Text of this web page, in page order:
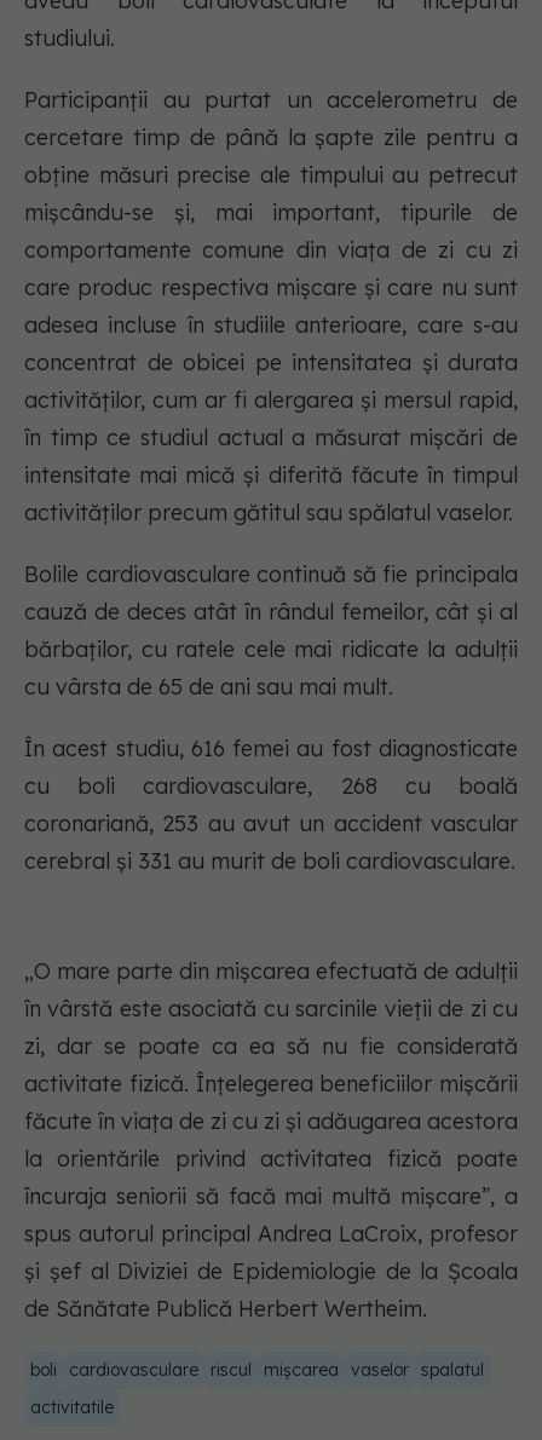
studiului.
Participanții au purtat un accelerometru de
cercetare timp de până la șapte zile pentru a
obține măsuri precise ale timpului au petrecut
mișcându-se și, mai important, tipurile de
comportamente comune din viața de zi cu zi
care produc respectiva mișcare și care nu sunt
adesea incluse în studiile anterioare, care s-au
concentrat de obicei pe intensitatea și durata
activităților, cum ar fi alergarea și mersul rapid,
în timp ce studiul actual a măsurat mișcări de
intensitate mai mică și diferită făcute în timpul
activităților precum gătitul sau spălatul vaselor.
Bolile cardiovasculare continuă să fie principala
cauză de deces atât în rândul femeilor, cât și al
bărbaților, cu ratele cele mai ridicate la adulții
cu vârsta de 65 de ani sau mai mult.
În acest studiu, 616 femei au fost diagnosticate
cu boli cardiovasculare, 268 cu boală
coronariană, 253 au avut un accident vascular
cerebral și 331 au murit de boli cardiovasculare.
„O mare parte din mișcarea efectuată de adulții
în vârstă este asociată cu sarcinile vieții de zi cu
zi, dar se poate ca ea să nu fie considerată
activitate fizică. Înțelegerea beneficiilor mișcării
făcute în viața de zi cu zi și adăugarea acestora
la orientările privind activitatea fizică poate
încuraja seniorii să facă mai multă mișcare”, a
spus autorul principal Andrea LaCroix, profesor
și șef al Diviziei de Epidemiologie de la Școala
de Sănătate Publică Herbert Wertheim.
boli cardiovasculare riscul mișcarea vaselor spalatul
activitatile